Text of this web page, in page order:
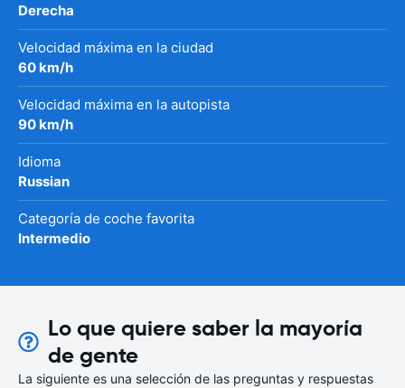
Derecha
Velocidad máxima en la ciudad
60 km/h
Velocidad máxima en la autopista
90 km/h
Idioma
Russian
Categoría de coche favorita
Intermedio
Lo que quiere saber la mayoría
de gente
La siguiente es una selección de las preguntas y respuestas